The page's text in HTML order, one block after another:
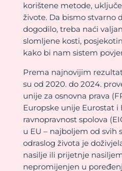
korištene metode,
živote. Da bismo stvarno
dogodilo, treba naći
slomljene kosti,
kako bi nam sistem
Prema najnovijim
su od 2020. do 2024.
unije za osnovna prava
Europske unije Eurostat
ravnopravnost spolova
u EU – najboljem od svih
odraslog života je
nasilje ili prijetnje
nepromijenjen u